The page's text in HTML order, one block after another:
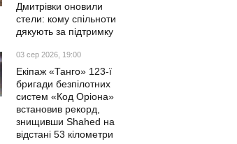
Дмитрівки оновили
стели: кому спільноти
дякують за підтримку
03 сер 2026, 19:00
Екіпаж «Танго» 123-ї
бригади безпілотних
систем «Код Оріона»
встановив рекорд,
знищивши Shahed на
відстані 53 кілометри